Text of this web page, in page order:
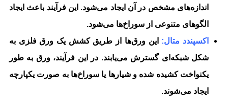
اندازه‌های مشخص در آن ایجاد می‌شود. این فرآیند باعث ایجاد
الگوهای متنوعی از سوراخ‌ها می‌شود.
اکسپندد متال: این ورق‌ها از طریق کشش یک ورق فلزی به
شکل شبکه‌ای گسترش می‌یابند. در این فرآیند، ورق به طور
یکنواخت کشیده شده و شیارها یا سوراخ‌ها به صورت یکپارچه
ایجاد می‌شوند.